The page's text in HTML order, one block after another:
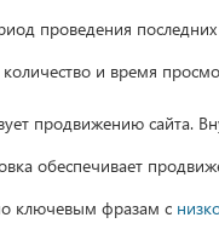
проведения
количество и время
продвижению сайта.
обеспечивает
ключевым фразам с